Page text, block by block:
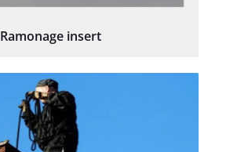
Ramonage insert